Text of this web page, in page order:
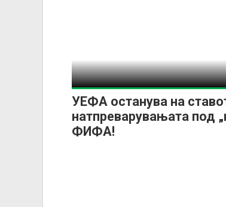
УЕФА останува на
натпреварувањата под
ФИФА!